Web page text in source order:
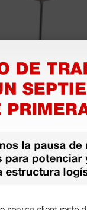
de 2 ganchos